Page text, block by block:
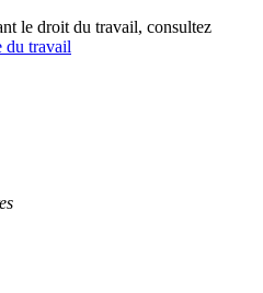
le droit du travail, consultez
du travail